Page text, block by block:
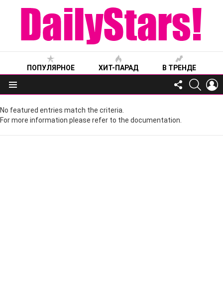
ПОПУЛЯРНОЕ ХИТ-ПАРАД В ТРЕНДЕ
Меню
FOLLOW
US
No featured entries match the criteria.
For more information please refer to the documentation.